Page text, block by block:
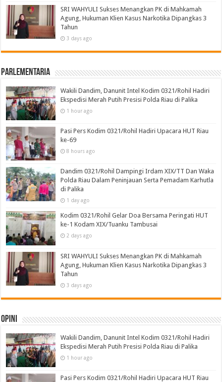
SRI WAHYULI Sukses Menangkan PK di Mahkamah
Agung, Hukuman Klien Kasus Narkotika Dipangkas 3
Tahun
3 days ago
Parlementaria
Wakili Dandim, Danunit Intel Kodim 0321/Rohil Hadiri
Ekspedisi Merah Putih Presisi Polda Riau di Palika
1 hour ago
Pasi Pers Kodim 0321/Rohil Hadiri Upacara HUT Riau
ke-69
8 hours ago
Dandim 0321/Rohil Dampingi Irdam XIX/TT Dan Waka
Polda Riau Dalam Peninjauan Serta Pemadam Karhutla
di Palika
1 day ago
Kodim 0321/Rohil Gelar Doa Bersama Peringati HUT
ke-1 Kodam XIX/Tuanku Tambusai
2 days ago
SRI WAHYULI Sukses Menangkan PK di Mahkamah
Agung, Hukuman Klien Kasus Narkotika Dipangkas 3
Tahun
3 days ago
Opini
Wakili Dandim, Danunit Intel Kodim 0321/Rohil Hadiri
Ekspedisi Merah Putih Presisi Polda Riau di Palika
1 hour ago
Pasi Pers Kodim 0321/Rohil Hadiri Upacara HUT Riau